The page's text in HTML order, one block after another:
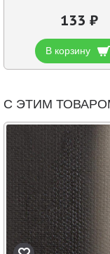
133 ₽
В корзину
С ЭТИМ